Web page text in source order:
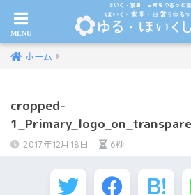
ほいく・家事・日常をゆるっと楽
ホーム
cropped-
2017年12月18日 6秒